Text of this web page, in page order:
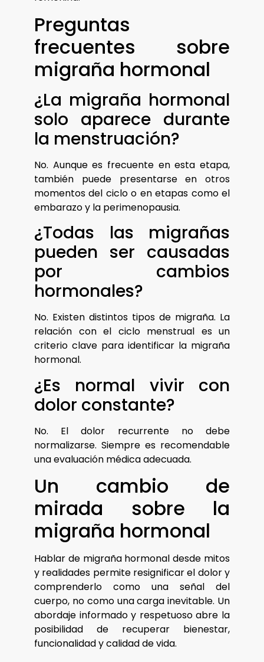
Preguntas
frecuentes sobre
migraña hormonal
¿La migraña hormonal
solo aparece durante
la menstruación?
No. Aunque es frecuente en esta etapa,
también puede presentarse en otros
momentos del ciclo o en etapas como el
embarazo y la perimenopausia.
¿Todas las migrañas
pueden ser causadas
por cambios
hormonales?
No. Existen distintos tipos de migraña. La
relación con el ciclo menstrual es un
criterio clave para identificar la migraña
hormonal.
¿Es normal vivir con
dolor constante?
No. El dolor recurrente no debe
normalizarse. Siempre es recomendable
una evaluación médica adecuada.
Un cambio de
mirada sobre la
migraña hormonal
Hablar de migraña hormonal desde mitos
y realidades permite resignificar el dolor y
comprenderlo como una señal del
cuerpo, no como una carga inevitable. Un
abordaje informado y respetuoso abre la
posibilidad de recuperar bienestar,
funcionalidad y calidad de vida.